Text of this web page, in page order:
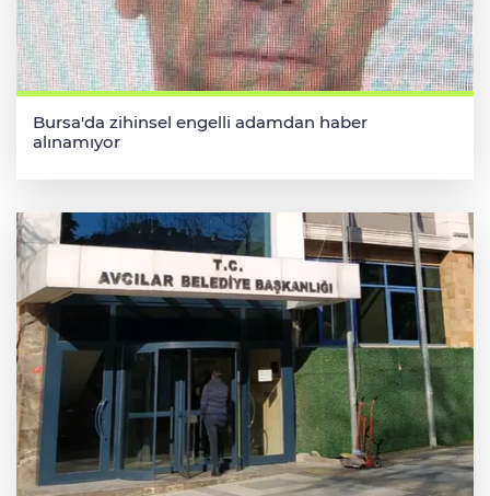
Bursa'da zihinsel engelli adamdan haber
alınamıyor